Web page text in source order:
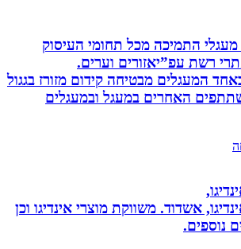
התמיכה מכל תחומי העיסוק
רשת עפ”יאזורים וערים.
המעגלים מבטיחה קידום מזורז בגגול
האחרים במעגל ובמעגלים
אשדוד. משווקת מוצרי אינדיגו וכן